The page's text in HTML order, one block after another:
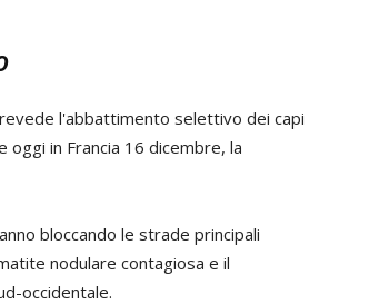
l'abbattimento selettivo dei capi
in Francia 16 dicembre, la
bloccando le strade principali
nodulare contagiosa e il
occidentale.